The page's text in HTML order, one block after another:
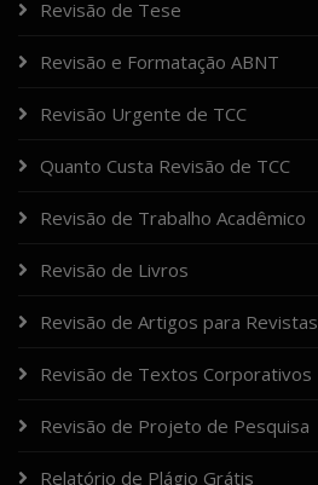
Revisão de Tese
Revisão e Formatação ABNT
Revisão Urgente de TCC
Quanto Custa Revisão de TCC
Revisão de Trabalho Acadêmico
Revisão de Livros
Revisão de Artigos para Revistas
Revisão de Textos Corporativos
Revisão de Projeto de Pesquisa
Relatório de Plágio Grátis